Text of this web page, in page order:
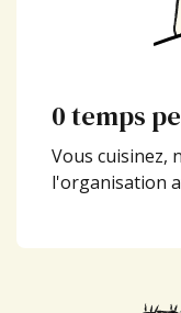
0 temps
Vous cuisinez,
l'organisation